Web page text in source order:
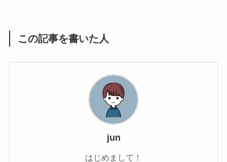
この記事を書いた人
jun
はじめまして！